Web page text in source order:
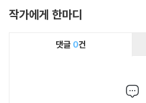
작가에게 한마디
댓글 0건